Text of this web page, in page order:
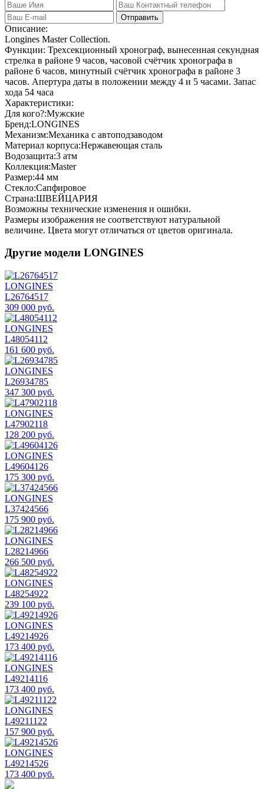
Отправить
Описание:
Longines Master Collection.
Функции: Трехсекционный хронограф, вынесенная секундная
стрелка в районе 9 часов, часовой счётчик хронографа в
районе 6 часов, минутный счётчик хронографа в районе 3
часов. Апертура даты в положении между 4 и 5 часами. Запас
хода 54 часа
Характеристики:
Для кого?:Мужские
Бренд:LONGINES
Механизм:Механика с автоподзаводом
Материал корпуса:Нержавеющая сталь
Водозащита:3 атм
Коллекция:Master
Размер:44 мм
Стекло:Сапфировое
Страна:ШВЕЙЦАРИЯ
Возможны технические изменения и ошибки.
Размеры изображения не соответствуют натуральной
величине. Цвета могут отличаться от цветов оригинала.
Другие модели LONGINES
LONGINES
L26764517
309 000 руб.
LONGINES
L48054112
161 600 руб.
LONGINES
L26934785
347 300 руб.
LONGINES
L47902118
128 200 руб.
LONGINES
L49604126
175 300 руб.
LONGINES
L37424566
175 900 руб.
LONGINES
L28214966
266 500 руб.
LONGINES
L48254922
239 100 руб.
LONGINES
L49214926
173 400 руб.
LONGINES
L49214116
173 400 руб.
LONGINES
L49211122
157 900 руб.
LONGINES
L49214526
173 400 руб.